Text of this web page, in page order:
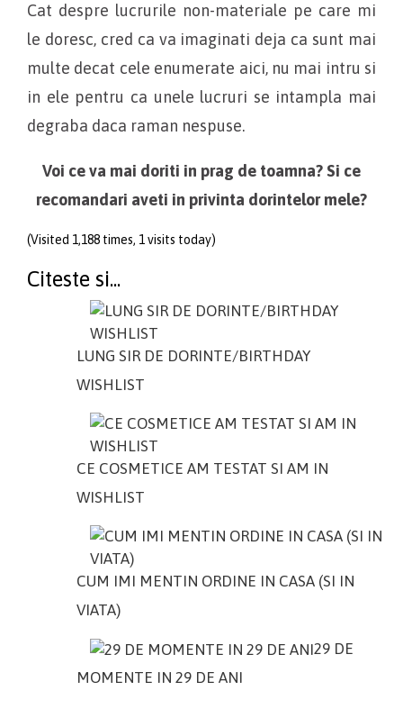
Cat despre lucrurile non-materiale pe care mi
le doresc, cred ca va imaginati deja ca sunt mai
multe decat cele enumerate aici, nu mai intru si
in ele pentru ca unele lucruri se intampla mai
degraba daca raman nespuse.
Voi ce va mai doriti in prag de toamna? Si ce
recomandari aveti in privinta dorintelor mele?
(Visited 1,188 times, 1 visits today)
Citeste si...
LUNG SIR DE DORINTE/BIRTHDAY
WISHLIST
CE COSMETICE AM TESTAT SI AM IN
WISHLIST
CUM IMI MENTIN ORDINE IN CASA (SI IN
VIATA)
29 DE
MOMENTE IN 29 DE ANI